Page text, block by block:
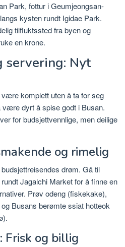
Park, fottur i Geumjeongsan-
kysten rundt Igidae Park.
tilfluktssted fra byen og
en krone.
servering: Nyt
komplett uten å ta for seg
dyrt å spise godt i Busan.
for budsjettvennlige, men deilige
og rimelig
drøm. Gå til
Jagalchi Market for å finne en
Prøv odeng (fiskekake),
Busans berømte ssiat hotteok
Frisk og billig